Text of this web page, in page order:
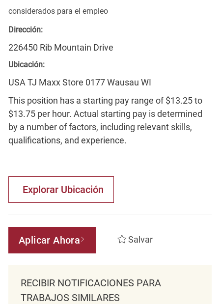
considerados para el empleo
Dirección:
226450 Rib Mountain Drive
Ubicación:
USA TJ Maxx Store 0177 Wausau WI
This position has a starting pay range of $13.25 to
$13.75 per hour. Actual starting pay is determined
by a number of factors, including relevant skills,
qualifications, and experience.
Explorar Ubicación
Aplicar Ahora Salvar
RECIBIR NOTIFICACIONES PARA
TRABAJOS SIMILARES